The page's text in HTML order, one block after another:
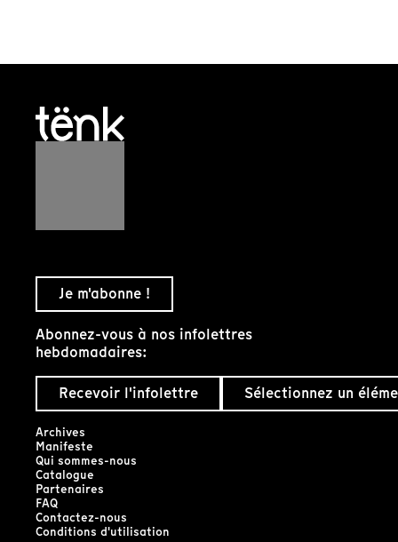
Je m'abonne !
Abonnez-vous à nos infolettres
hebdomadaires:
Recevoir l'infolettre
Sélectionnez un
Archives
Manifeste
Qui sommes-nous
Catalogue
Partenaires
FAQ
Contactez-nous
Conditions d'utilisation